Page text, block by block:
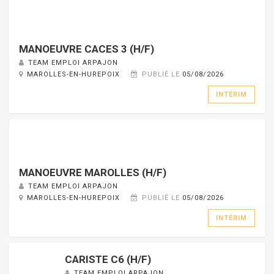
MANOEUVRE CACES 3 (H/F)
TEAM EMPLOI ARPAJON
MAROLLES-EN-HUREPOIX
PUBLIÉ LE 05/08/2026
INTÉRIM
MANOEUVRE MAROLLES (H/F)
TEAM EMPLOI ARPAJON
MAROLLES-EN-HUREPOIX
PUBLIÉ LE 05/08/2026
INTÉRIM
CARISTE C6 (H/F)